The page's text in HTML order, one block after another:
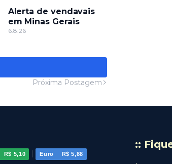
Alerta de vendavais
em Minas Gerais
6.8.26
Próxima Postagem
R$ 5,10 | Euro R$ 5,88
::